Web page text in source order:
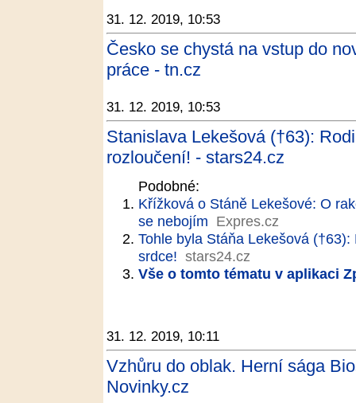
31. 12. 2019, 10:53
Česko se chystá na vstup do
práce - tn.cz
31. 12. 2019, 10:53
Stanislava Lekešová (†63):
rozloučení! - stars24.cz
Podobné:
Křížková o Stáně Lekešové: O
se nebojím Expres.cz
Tohle byla Stáňa Lekešová
srdce! stars24.cz
Vše o tomto tématu v aplikaci
31. 12. 2019, 10:11
Vzhůru do oblak. Herní sága
Novinky.cz